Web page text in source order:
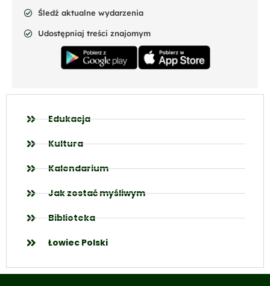
Śledź aktualne wydarzenia
Udostępniaj treści znajomym
Edukacja
Kultura
Kalendarium
Jak zostać myśliwym
Biblioteka
Łowiec Polski